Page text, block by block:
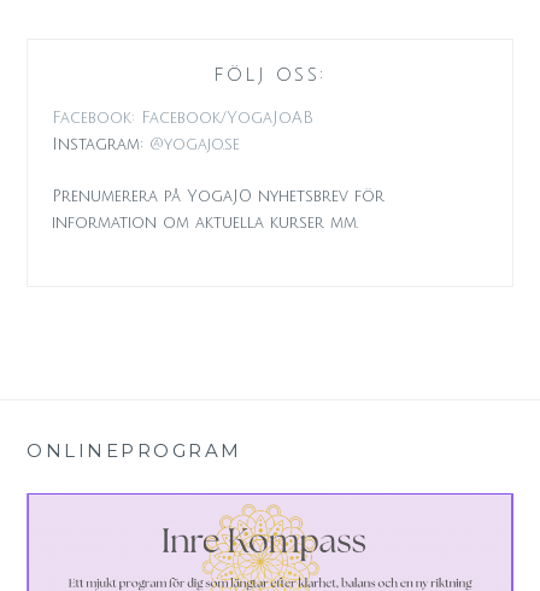
FÖLJ OSS:
Facebook: Facebook/YogaJoAB
Instagram: @yogajo.se
Prenumerera på YogaJO nyhetsbrev för
information om aktuella kurser mm.
ONLINEPROGRAM